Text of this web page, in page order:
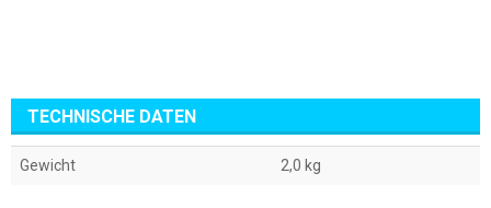
TECHNISCHE DATEN
Gewicht 2,0 kg